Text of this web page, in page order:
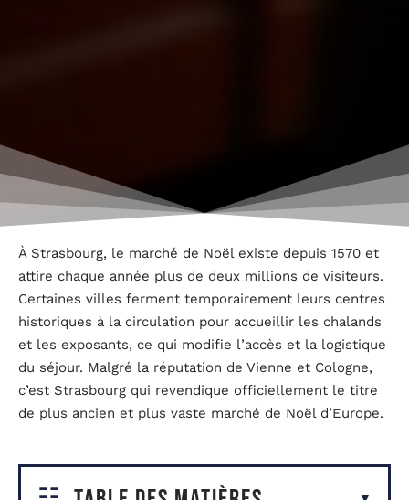
À Strasbourg, le marché de Noël existe depuis 1570 et
attire chaque année plus de deux millions de visiteurs.
Certaines villes ferment temporairement leurs centres
historiques à la circulation pour accueillir les chalands
et les exposants, ce qui modifie l’accès et la logistique
du séjour. Malgré la réputation de Vienne et Cologne,
c’est Strasbourg qui revendique officiellement le titre
de plus ancien et plus vaste marché de Noël d’Europe.